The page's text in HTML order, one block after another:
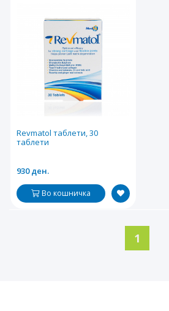
Revmatol таблети, 30
таблети
930 ден.
Во кошничка
1